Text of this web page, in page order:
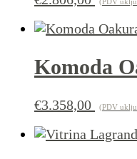
Komoda
€3.358,00 (PDV